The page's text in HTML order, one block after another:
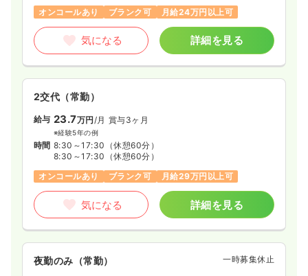
オンコールあり
ブランク可 月給24万円以上可
気になる 詳細を見る
2交代（常勤）
給与 23.7万円 /月 賞与3ヶ月
※経験5年の例
時間 8:30～17:30 （休憩60分）
8:30～17:30 （休憩60分）
オンコールあり
ブランク可 月給29万円以上可
気になる 詳細を見る
夜勤のみ（常勤） 一時募集休止